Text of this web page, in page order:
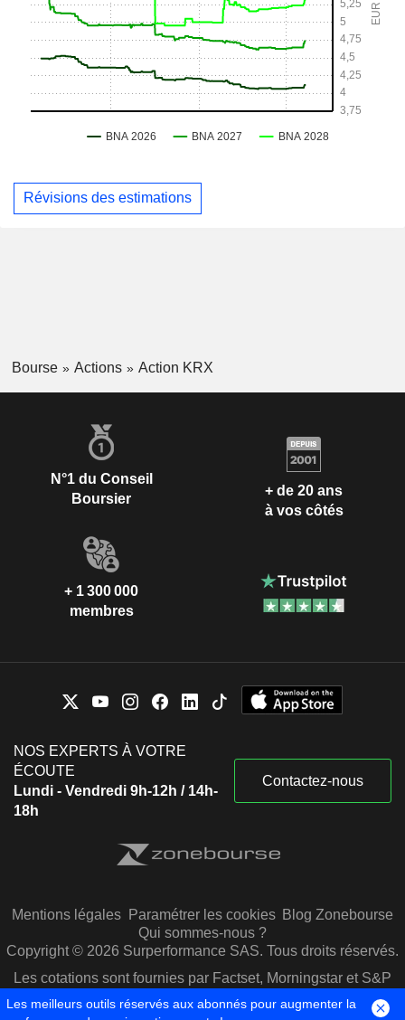
Révisions des estimations
Bourse Actions Action KRX
N°1 du Conseil
Boursier
+ de 20 ans
à vos côtés
+ 1 300 000
membres
NOS EXPERTS À VOTRE
ÉCOUTE
Lundi - Vendredi 9h-12h / 14h-
18h
Contactez-nous
Mentions légales Paramétrer les cookies Blog Zonebourse
Qui sommes-nous ?
Copyright © 2026 Surperformance SAS. Tous droits réservés.
Les cotations sont fournies par Factset, Morningstar et S&P
Capital IQ
Les meilleurs outils réservés aux abonnés pour augmenter la